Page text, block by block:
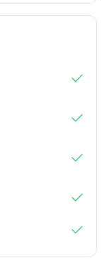




